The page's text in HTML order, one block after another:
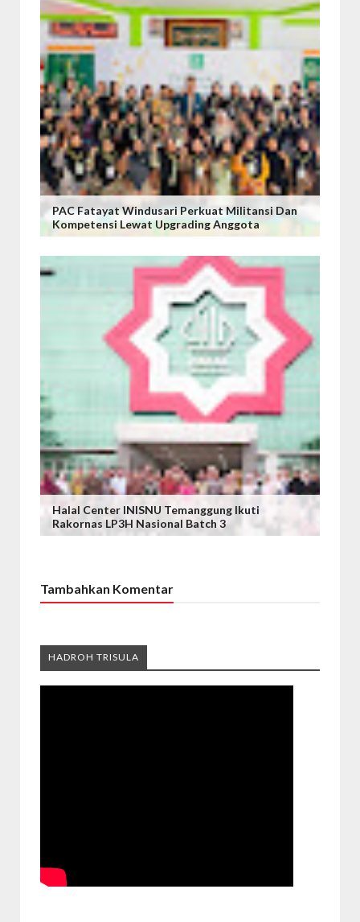
PAC Fatayat Windusari Perkuat Militansi Dan
Kompetensi Lewat Upgrading Anggota
Halal Center INISNU Temanggung Ikuti
Rakornas LP3H Nasional Batch 3
Tambahkan Komentar
HADROH TRISULA